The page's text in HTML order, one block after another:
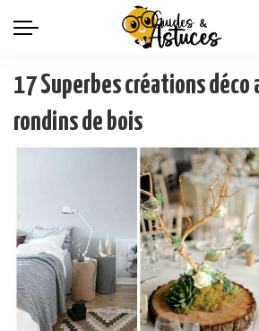
17 Superbes créations déco
rondins de bois